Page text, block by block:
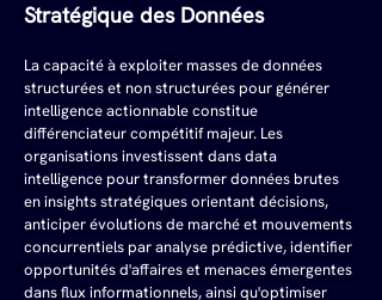
Stratégique des Données
La capacité à exploiter masses de données
structurées et non structurées pour générer
intelligence actionnable constitue
différenciateur compétitif majeur. Les
organisations investissent dans data
intelligence pour transformer données brutes
en insights stratégiques orientant décisions,
anticiper évolutions de marché et mouvements
concurrentiels par analyse prédictive, identifier
opportunités d'affaires et menaces émergentes
dans flux informationnels, ainsi qu'optimiser